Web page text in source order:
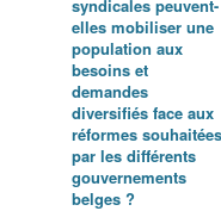
syndicales peuvent-
elles mobiliser une
population aux
besoins et
demandes
diversifiés face aux
réformes souhaitées
par les différents
gouvernements
belges ?